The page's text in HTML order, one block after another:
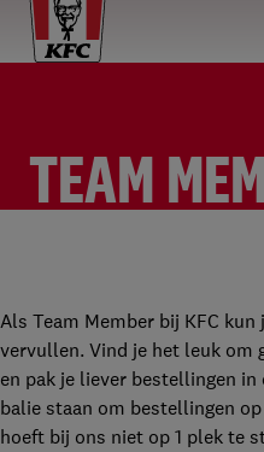
TEAM
Als Team Member bij KFC
vervullen. Vind je het leuk om
en pak je liever bestellingen
balie staan om bestellingen
hoeft bij ons niet op 1 plek te